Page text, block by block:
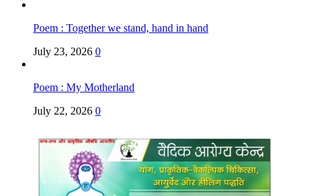
Poem : Together we stand, hand in hand
July 23, 2026 0
Poem : My Motherland
July 22, 2026 0